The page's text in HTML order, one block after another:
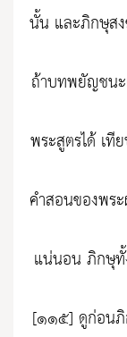
นั้น และภิกษุส
ถ้าบทพยัญชนะ
พระสูตรได้ เที
คำสอนของพร
แน่นอน ภิกษุทั้
[๑๑๕] ดูก่อนภิ